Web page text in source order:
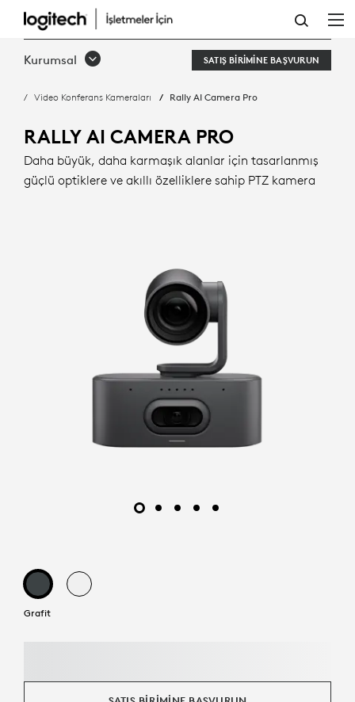
AKILLI
KADRAJLAMA
RALLY
AI
CAMERA
PRO
Kurumsal SATIŞ BIRIMINE BAŞVURUN
Video Konferans Kameraları Rally AI Camera Pro
RALLY AI CAMERA PRO
Daha büyük, daha karmaşık alanlar için tasarlanmış
güçlü optiklere ve akıllı özelliklere sahip PTZ kamera
Grafit